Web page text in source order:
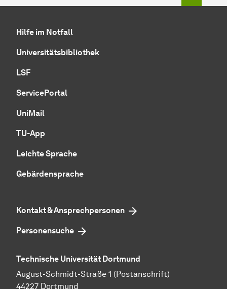
Hilfe im Notfall
Universitätsbibliothek
LSF
ServicePortal
UniMail
TU-App
Leichte Sprache
Gebärdensprache
Kontakt & Ansprechpersonen
Personensuche
Technische Universität Dortmund
August-Schmidt-Straße 1 (Postanschrift)
44227 Dortmund